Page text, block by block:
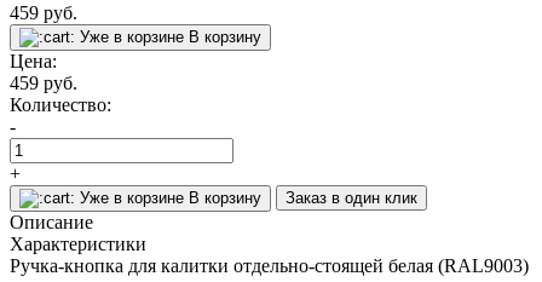
459 руб.
Уже в корзине В корзину
Цена:
459 руб.
Количество:
-
+
Уже в корзине В корзину Заказ в один клик
Описание
Характеристики
Ручка-кнопка для калитки отдельно-стоящей белая (RAL9003)